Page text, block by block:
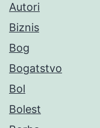
Autori
Biznis
Bog
Bogatstvo
Bol
Bolest